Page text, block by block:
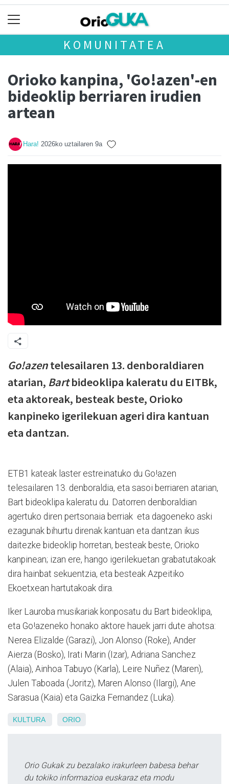
KOMUNITATEA
Orioko kanpina, 'Go!azen'-en
bideoklip berriaren irudien
artean
Hara! 2026ko uztailaren 9a
Go!azentelesailaren 13. denboraldiaren
atarian, Bartbideoklipa kaleratu du EITBk,
eta aktoreak, besteak beste, Orioko
kanpineko igerilekuan ageri dira kantuan
eta dantzan.
ETB1 kateak laster estreinatuko du Go!azen
telesailaren 13. denboraldia, eta sasoi berriaren atarian,
Bart bideoklipa kaleratu du. Datorren denboraldian
agertuko diren pertsonaia berriak eta dagoeneko aski
ezagunak bihurtu direnak kantuan eta dantzan ikus
daitezke bideoklip horretan, besteak beste, Orioko
kanpinean; izan ere, hango igerilekuetan grabatutakoak
dira hainbat sekuentzia, eta besteak Azpeitiko
Ekoetxean hartutakoak dira.
Iker Lauroba musikariak konposatu du Bart bideoklipa,
eta Go!azeneko honako aktore hauek jarri dute ahotsa:
Nerea Elizalde (Garazi), Jon Alonso (Roke), Ander
Aierza (Bosko), Irati Marin (Izar), Adriana Sanchez
(Alaia), Ainhoa Tabuyo (Karla), Leire Nuñez (Maren),
Julen Taboada (Joritz), Maren Alonso (Ilargi), Ane
Sarasua (Kaia) eta Gaizka Fernandez (Luka).
KULTURA ORIO
Orio Gukak zu bezalako irakurleen babesa behar
du tokiko informazioa euskaraz eta modu